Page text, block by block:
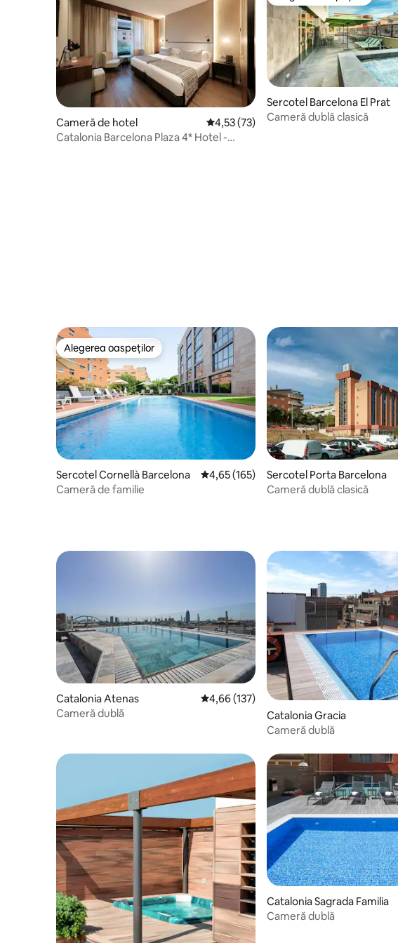
Cameră de hotel Scor mediu de 4,53 din 5, 73 recenzii
4,53 (73)
Catalonia Barcelona Plaza 4* Hotel -
Sercotel Barcelona El Prat
Cameră dublă clasică
Alegerea oaspeților
Alegerea oaspeților
Sercotel Cornellà Barcelona Scor mediu de 4,65 din 5, 165 recenzii
4,65 (165)
Cameră de familie
Sercotel Porta Barcelona
Cameră dublă clasică
Catalonia Atenas Scor mediu de 4,66 din 5, 137 recenzii
4,66 (137)
Cameră dublă
Catalonia Gracia
Cameră dublă
Catalonia Sagrada Familia
Cameră dublă